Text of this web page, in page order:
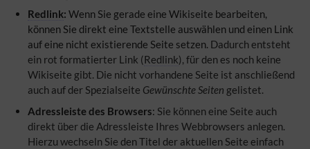
Redlink: Wenn Sie gerade eine Wikiseite bearbeiten,
können Sie direkt eine Textstelle auswählen und einen Link
auf eine nicht existierende Seite setzen. Dadurch entsteht
ein rot formatierter Link (Redlink), für den es noch keine
Wikiseite gibt. Die nicht vorhandene Seite ist anschließend
auch auf der Spezialseite Gewünschte Seiten gelistet.
Adressleiste des Browsers: Sie können eine Seite auch
direkt über die Adressleiste Ihres Webbrowsers anlegen.
Hierzu wechseln Sie den Titel der aktuellen Seite einfach